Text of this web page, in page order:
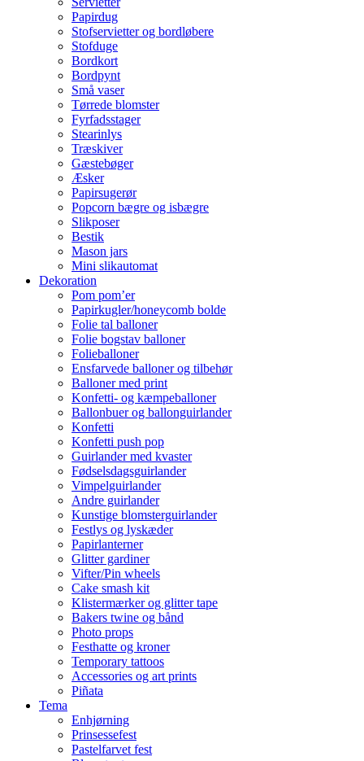
Papirdug
Stofservietter og bordløbere
Stofduge
Bordkort
Bordpynt
Små vaser
Tørrede blomster
Fyrfadsstager
Stearinlys
Træskiver
Gæstebøger
Æsker
Papirsugerør
Popcorn bægre og isbægre
Slikposer
Bestik
Mason jars
Mini slikautomat
Dekoration
Pom pom’er
Papirkugler/honeycomb bolde
Folie tal balloner
Folie bogstav balloner
Folieballoner
Ensfarvede balloner og tilbehør
Balloner med print
Konfetti- og kæmpeballoner
Ballonbuer og ballonguirlander
Konfetti
Konfetti push pop
Guirlander med kvaster
Fødselsdagsguirlander
Vimpelguirlander
Andre guirlander
Kunstige blomsterguirlander
Festlys og lyskæder
Papirlanterner
Glitter gardiner
Vifter/Pin wheels
Cake smash kit
Klistermærker og glitter tape
Bakers twine og bånd
Photo props
Festhatte og kroner
Temporary tattoos
Accessories og art prints
Piñata
Tema
Enhjørning
Prinsessefest
Pastelfarvet fest